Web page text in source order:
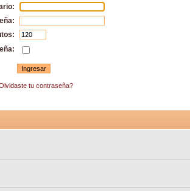
tu contraseña?